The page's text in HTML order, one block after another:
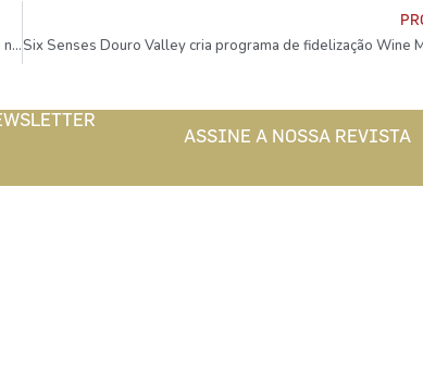
Programa de Sustentabilidade dos Vinhos do Alentejo premiado nos IRGAwards
ASSINE A NOSSA REVISTA